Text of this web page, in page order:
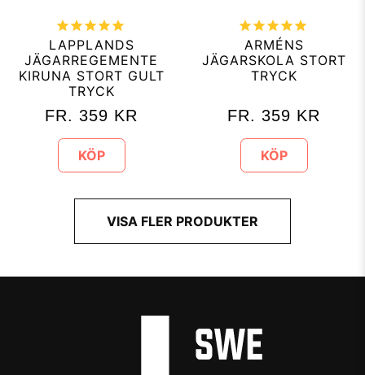
LAPPLANDS
JÄGARREGEMENTE
KIRUNA STORT GULT
TRYCK
FR. 359 KR
KÖP
ARMÉNS
JÄGARSKOLA STORT
TRYCK
FR. 359 KR
KÖP
VISA FLER PRODUKTER